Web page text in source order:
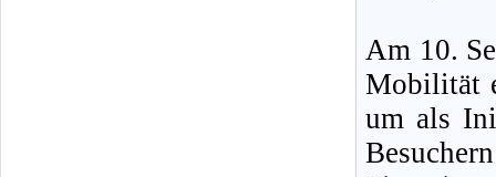
Am 10.
Mobilität
um als